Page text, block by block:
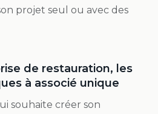
projet seul ou avec des
de restauration, les
à associé unique
souhaite créer son